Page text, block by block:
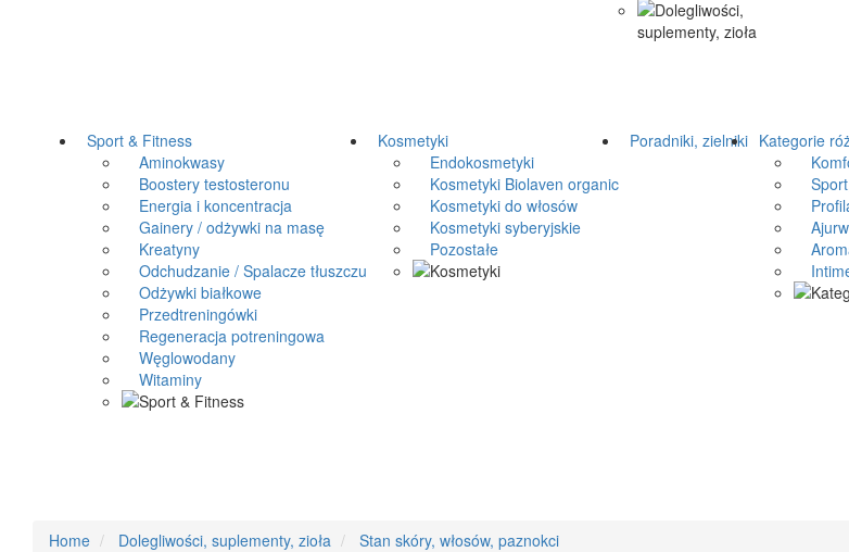
Sport & Fitness
Aminokwasy
Boostery testosteronu
Energia i koncentracja
Gainery / odżywki na masę
Kreatyny
Odchudzanie / Spalacze tłuszczu
Odżywki białkowe
Przedtreningówki
Regeneracja potreningowa
Węglowodany
Witaminy
Kosmetyki
Endokosmetyki
Kosmetyki Biolaven organic
Kosmetyki do włosów
Kosmetyki syberyjskie
Pozostałe
Poradniki, zielniki Kategorie
Home Dolegliwości, suplementy, zioła Stan skóry, włosów, paznokci